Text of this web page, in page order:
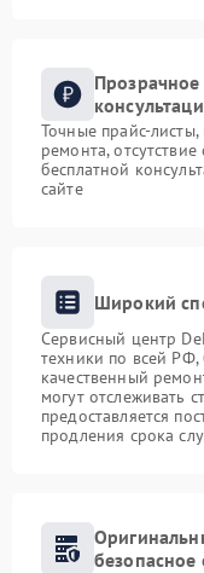
Точные прайс-
ремонта,
бесплатной
сайте
Широкий
Сервисный центр
техники по всей РФ,
качественный
могут отслеживать
предоставляется
продления срока